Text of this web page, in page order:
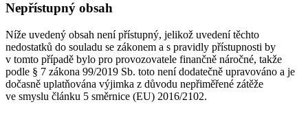
Nepřístupný obsah
Níže uvedený obsah není přístupný, jelikož uvedení těchto
nedostatků do souladu se zákonem a s pravidly přístupnosti by
v tomto případě bylo pro provozovatele finančně náročné, takže
podle § 7 zákona 99/2019 Sb. toto není dodatečně upravováno a je
dočasně uplatňována výjimka z důvodu nepřiměřené zátěže
ve smyslu článku 5 směrnice (EU) 2016/2102.